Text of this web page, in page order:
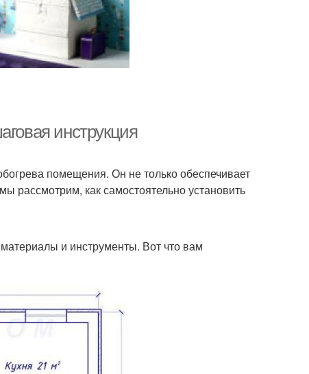
инструкция
помещения. Он не только обеспечивает
рассмотрим, как самостоятельно установить
и инструменты. Вот что вам